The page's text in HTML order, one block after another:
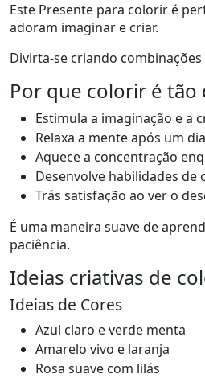
Este Presente para colorir é
adoram imaginar e criar.
Divirta-se criando
Por que colorir é
Estimula a imaginação e a
Relaxa a mente após um
Aquece a concentração
Desenvolve habilidades
Trás satisfação ao ver o
É uma maneira suave de
paciência.
Ideias criativas de
Ideias de Cores
Azul claro e verde menta
Amarelo vivo e laranja
Rosa suave com lilás